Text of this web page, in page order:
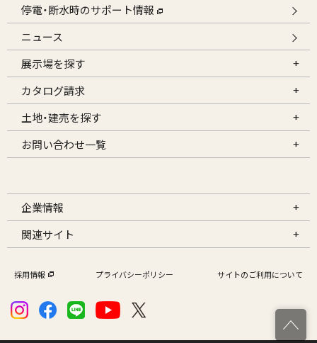
停電・断水時のサポート情報
ニュース
展示場を探す
カタログ請求
土地・建売を探す
お問い合わせ一覧
企業情報
関連サイト
採用情報 プライバシーポリシー サイトのご利用について